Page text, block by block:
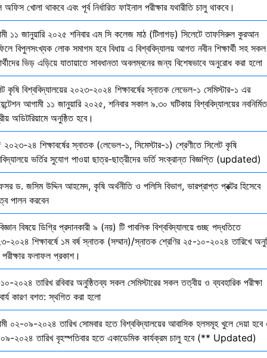
খোলা থাকবে এবং পূর্ব নির্ধারিত ফাইনাল পরীক্ষার যথারীতি চালু থাকবে।
১১ জানুয়ারি ২০২৫ শনিবার এম সি কলেজ মাঠ (টিলাগড়) সিলেটে তাফসিরুল কুরআন
বিপুলসংখ্যক লোক সমাগম হবে বিধায় এ বিশ্ববিদ্যালয় আগত নবীন শিক্ষার্থী সহ সকল
ভিড় এড়িয়ে যাতায়াতে সাবধানতা অবলম্বনের জন্য বিশেষভাবে অনুরোধ করা হলো
কৃষি বিশ্ববিদ্যালয়ের ২০২৩-২০২৪ শিক্ষাবর্ষের স্নাতক লেভেল-১ সেমিস্টার-১ এর
আগামী ১১ জানুয়ারি ২০২৫, শনিবার সকাল ৯.৩০ ঘটিকায় বিশ্ববিদ্যালয়ের নবনির্মিত
অডিটরিয়ামে অনুষ্ঠিত হবে।
২৪ শিক্ষাবর্ষের স্নাতক (লেভেল-১, সিমেস্টার-১) শ্রেণীতে সিলেট কৃষি
ভর্তির সুযোগ পাওয়া ছাত্র-ছাত্রীদের ভর্তি সংক্রান্ত বিজ্ঞপ্তি (updated)
ড. জসিম উদ্দিন আহমেদ, কৃষি অর্থনীতি ও পলিসি বিভাগ, ভারপ্রাপ্ত প্রক্টর হিসেবে
পালন করবেন
বিষয়ে ডিগ্রি প্রদানকারী ৯ (নয়) টি পাবলিক বিশ্ববিদ্যালয়ে গুচ্ছ পদ্ধতিতে
২০২৪ শিক্ষাবর্ষে ১ম বর্ষ স্নাতক (সম্মান)/স্নাতক শ্রেণির ২৫-১০-২০২৪ তারিখে
পরীক্ষার ফলাফল প্রকাশ।
২০২৪ তারিখ রবিবার অনুষ্ঠিতব্য সকল সেমিস্টারের সকল তত্বীয় ও ব্যবহারিক পরীক্ষা
কারণ বশত: স্থগিত করা হলো
০২-০৯-২০২৪ তারিখ সোমবার হতে বিশ্ববিদ্যালয়ের আবাসিক হলসমূহ খুলে দেয়া হবে
২০২৪ তারিখ বৃহস্পতিবার হতে একাডেমিক কার্যক্রম চালু হবে (** Updated)